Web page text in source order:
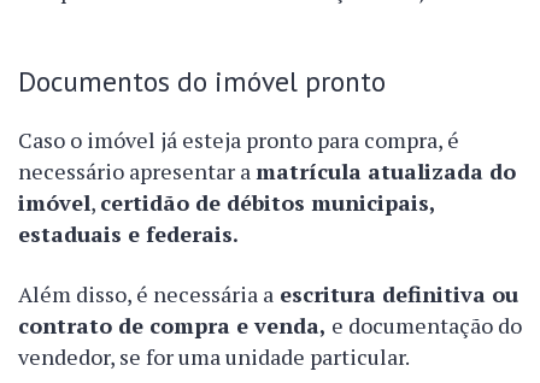
Documentos do imóvel pronto
Caso o imóvel já esteja pronto para compra, é
necessário apresentar amatrícula atualizada do
imóvel, certidão de débitos municipais,
estaduais e federais.
Além disso, é necessária a escritura definitiva ou
contrato de compra e venda, e documentação do
vendedor, se for uma unidade particular.